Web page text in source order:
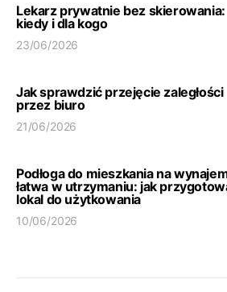
Lekarz prywatnie bez skierowania:
kiedy i dla kogo
23/06/2026
Jak sprawdzić przejęcie zaległości
przez biuro
21/06/2026
Podłoga do mieszkania na
łatwa w utrzymaniu: jak
lokal do użytkowania
10/06/2026